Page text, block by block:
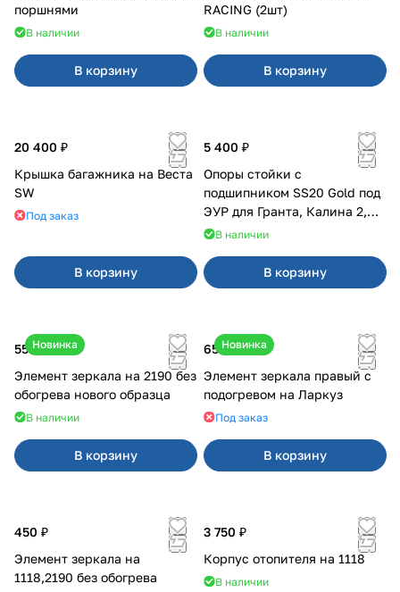
поршнями
В наличии
В корзину
RACING (2шт)
В наличии
В корзину
20 400 ₽
Крышка багажника на Веста
SW
Под заказ
В корзину
5 400 ₽
Опоры стойки с
подшипником SS20 Gold под
ЭУР для Гранта, Калина 2,
Datsun
В наличии
В корзину
Новинка
550 ₽
Элемент зеркала на 2190 без
обогрева нового образца
В наличии
В корзину
Новинка
650 ₽
Элемент зеркала правый с
подогревом на Ларкуз
Под заказ
В корзину
450 ₽
Элемент зеркала на
1118,2190 без обогрева
3 750 ₽
Корпус отопителя на 1118
В наличии